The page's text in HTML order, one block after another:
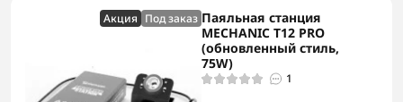
Акция Под заказ Паяльная станция
MECHANIC T12 PRO
(обновленный стиль,
75W)
1